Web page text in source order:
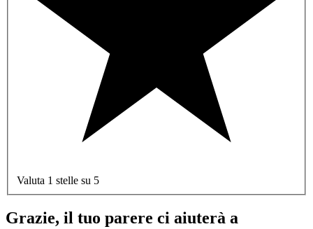
Valuta 1 stelle su 5
Grazie, il tuo parere ci aiuterà a